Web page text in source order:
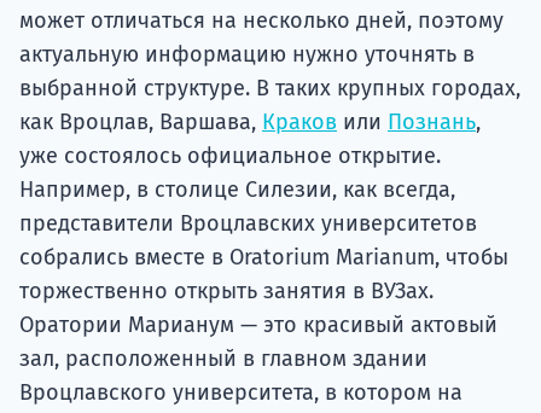
может отличаться на несколько дней, поэтому
актуальную информацию нужно уточнять в
выбранной структуре. В таких крупных городах,
как Вроцлав, Варшава, Краков или Познань,
уже состоялось официальное открытие.
Например, в столице Силезии, как всегда,
представители Вроцлавских университетов
собрались вместе в Oratorium Marianum, чтобы
торжественно открыть занятия в ВУЗах.
Оратории Марианум — это красивый актовый
зал, расположенный в главном здании
Вроцлавского университета, в котором на